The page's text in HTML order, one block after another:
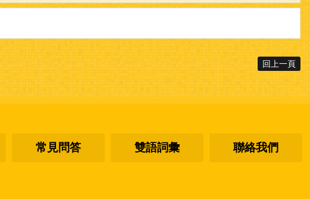
回上一頁
常見問答 雙語詞彙 聯絡我們